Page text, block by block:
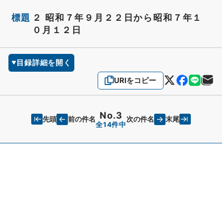
標題 ２ 昭和７年９月２２日から昭和７年１
０月１２日
目録詳細を開く
URIをコピー
先頭 前の件名 No.3
全14件中
次の件名 末尾